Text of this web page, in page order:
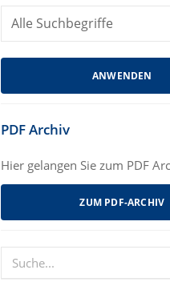
PDF Archiv
Hier gelangen Sie zum PDF
ZUM PDF-ARCHIV